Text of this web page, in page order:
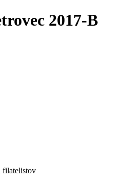
2017-B
filatelistov